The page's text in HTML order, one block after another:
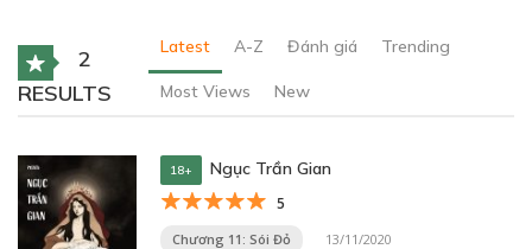
2
RESULTS
Latest A-Z Đánh giá Trending
Most Views New
18+ Ngục Trần Gian
5
Chương 11: Sói Đỏ 13/11/2020